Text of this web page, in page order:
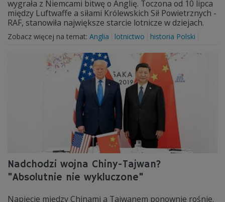
wygrała z Niemcami bitwę o Anglię. Toczona od 10 lipca
między Luftwaffe a siłami Królewskich Sił Powietrznych -
RAF, stanowiła największe starcie lotnicze w dziejach.
Zobacz więcej na temat: Anglia lotnictwo historia Polski
Nadchodzi wojna Chiny-Tajwan?
"Absolutnie nie wykluczone"
Napięcie między Chinami a Tajwanem ponownie rośnie.